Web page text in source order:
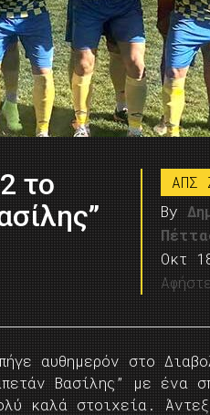
το
ΑΠΣ
By
Οκτ
αυθημερόν στο
Βασίλης” με ένα
καλά στοιχεία.